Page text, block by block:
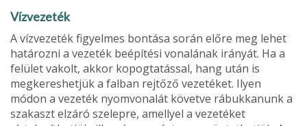
Vízvezeték
A vízvezeték figyelmes bontása során előre meg lehet
határozni a vezeték beépítési vonalának irányát. Ha a
felület vakolt, akkor kopogtatással, hang után is
megkeres­hetjük a falban rejtőző vezetéket. Ilyen
módon a vezeték nyomvonalát követve rábukkanunk a
szakaszt elzáró sze­lepre, amellyel a vezetéket